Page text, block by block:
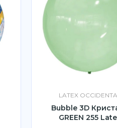
LATEX
Bubble 3D
GREEN 255